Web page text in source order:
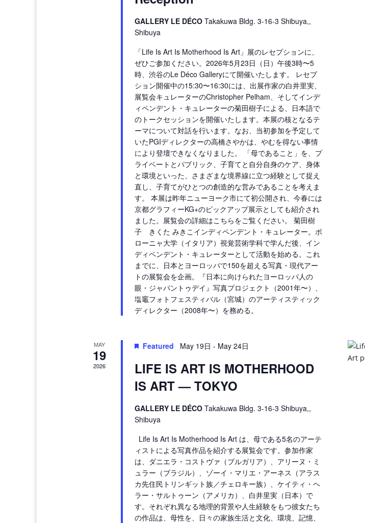
GALLERY LE DÉCO Takakuwa Bldg. 3-16-3 Shibuya,,
Shibuya
「Life Is Art Is Motherhood Is Art」展のレセプションに、
ぜひご参加ください。2026年5月23日（日）午後3時〜5
時、渋谷のLe Déco Galleryにて開催いたします。 レセプ
ション開催中の15:30〜16:30には、出展作家の白井里実、
展覧会キュレーターのChristopher Pelham、そしてインデ
ィペンデント・キュレーターの菊田樹子による、日本語で
のトークセッションを開催いたします。本展の核となるテ
ーマについて対話を行います。なお、当初参加を予定して
いたPGIディレクターの高橋さやかは、やむを得ない事情
により登壇できなくなりました。 「母であること」を、プ
ライベートとパブリック、子育てと自分自身のケア、身体
と環境といった、さまざまな境界線に立つ経験として捉え
直し、子育てがひとつの創造的な営みであることを考えま
す。 本展は昨年ニューヨーク市にて初公開され、今春には
京都グラフィーKG+のピックアップ展示としても紹介され
ました。展覧会の詳細はこちらをご覧ください。 菊田樹
子 きくた みきこインディペンデント・キュレーター。ボ
ローニャ大学（イタリア）視覚芸術学科で学んだ後、イン
ディペンデント・キュレーターとして活動を始める。これ
までに、日本とヨーロッパで150を超える写真・現代アー
トの展覧会を企画。『日本に向けられたヨーロッパ人の
眼・ジャパントゥデイ』写真プロジェクト（2001年〜）、
塩竈フォトフェスティバル（宮城）のアーティスティック
ディレクター（2008年〜）を務める。
MAY
19
2026
Featured May 19日 - May 24日
LIFE IS ART IS MOTHERHOOD
IS ART — TOKYO
GALLERY LE DÉCO Takakuwa Bldg. 3-16-3 Shibuya,,
Shibuya
Life Is Art Is Motherhood Is Art は、母である5名のアーテ
ィストによる写真作品を紹介する展覧会です。参加作家
は、ダニエラ・コストヴァ（ブルガリア）、アリーヌ・ミ
ュラー（ブラジル）、ゾーイ・マリエ・アーネス（アラス
カ先住民トリンギット族／チェロキー族）、ケイティ・ヘ
ラー・サルトゥーン（アメリカ）、白井里実（日本）で
す。それぞれ異なる地理的背景や人生経験をもつ彼女たち
の作品は、母性を、日々の家族生活と文化、環境、記憶、